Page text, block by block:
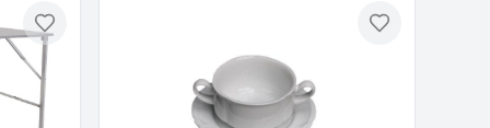
Toevoegen Toevoegen